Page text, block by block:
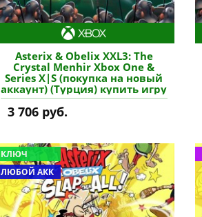
Asterix & Obelix XXL3: The
Crystal Menhir Xbox One &
Series X|S (покупка на новый
аккаунт) (Турция) купить игру
3 706 руб.
КЛЮЧ
ЛЮБОЙ АКК